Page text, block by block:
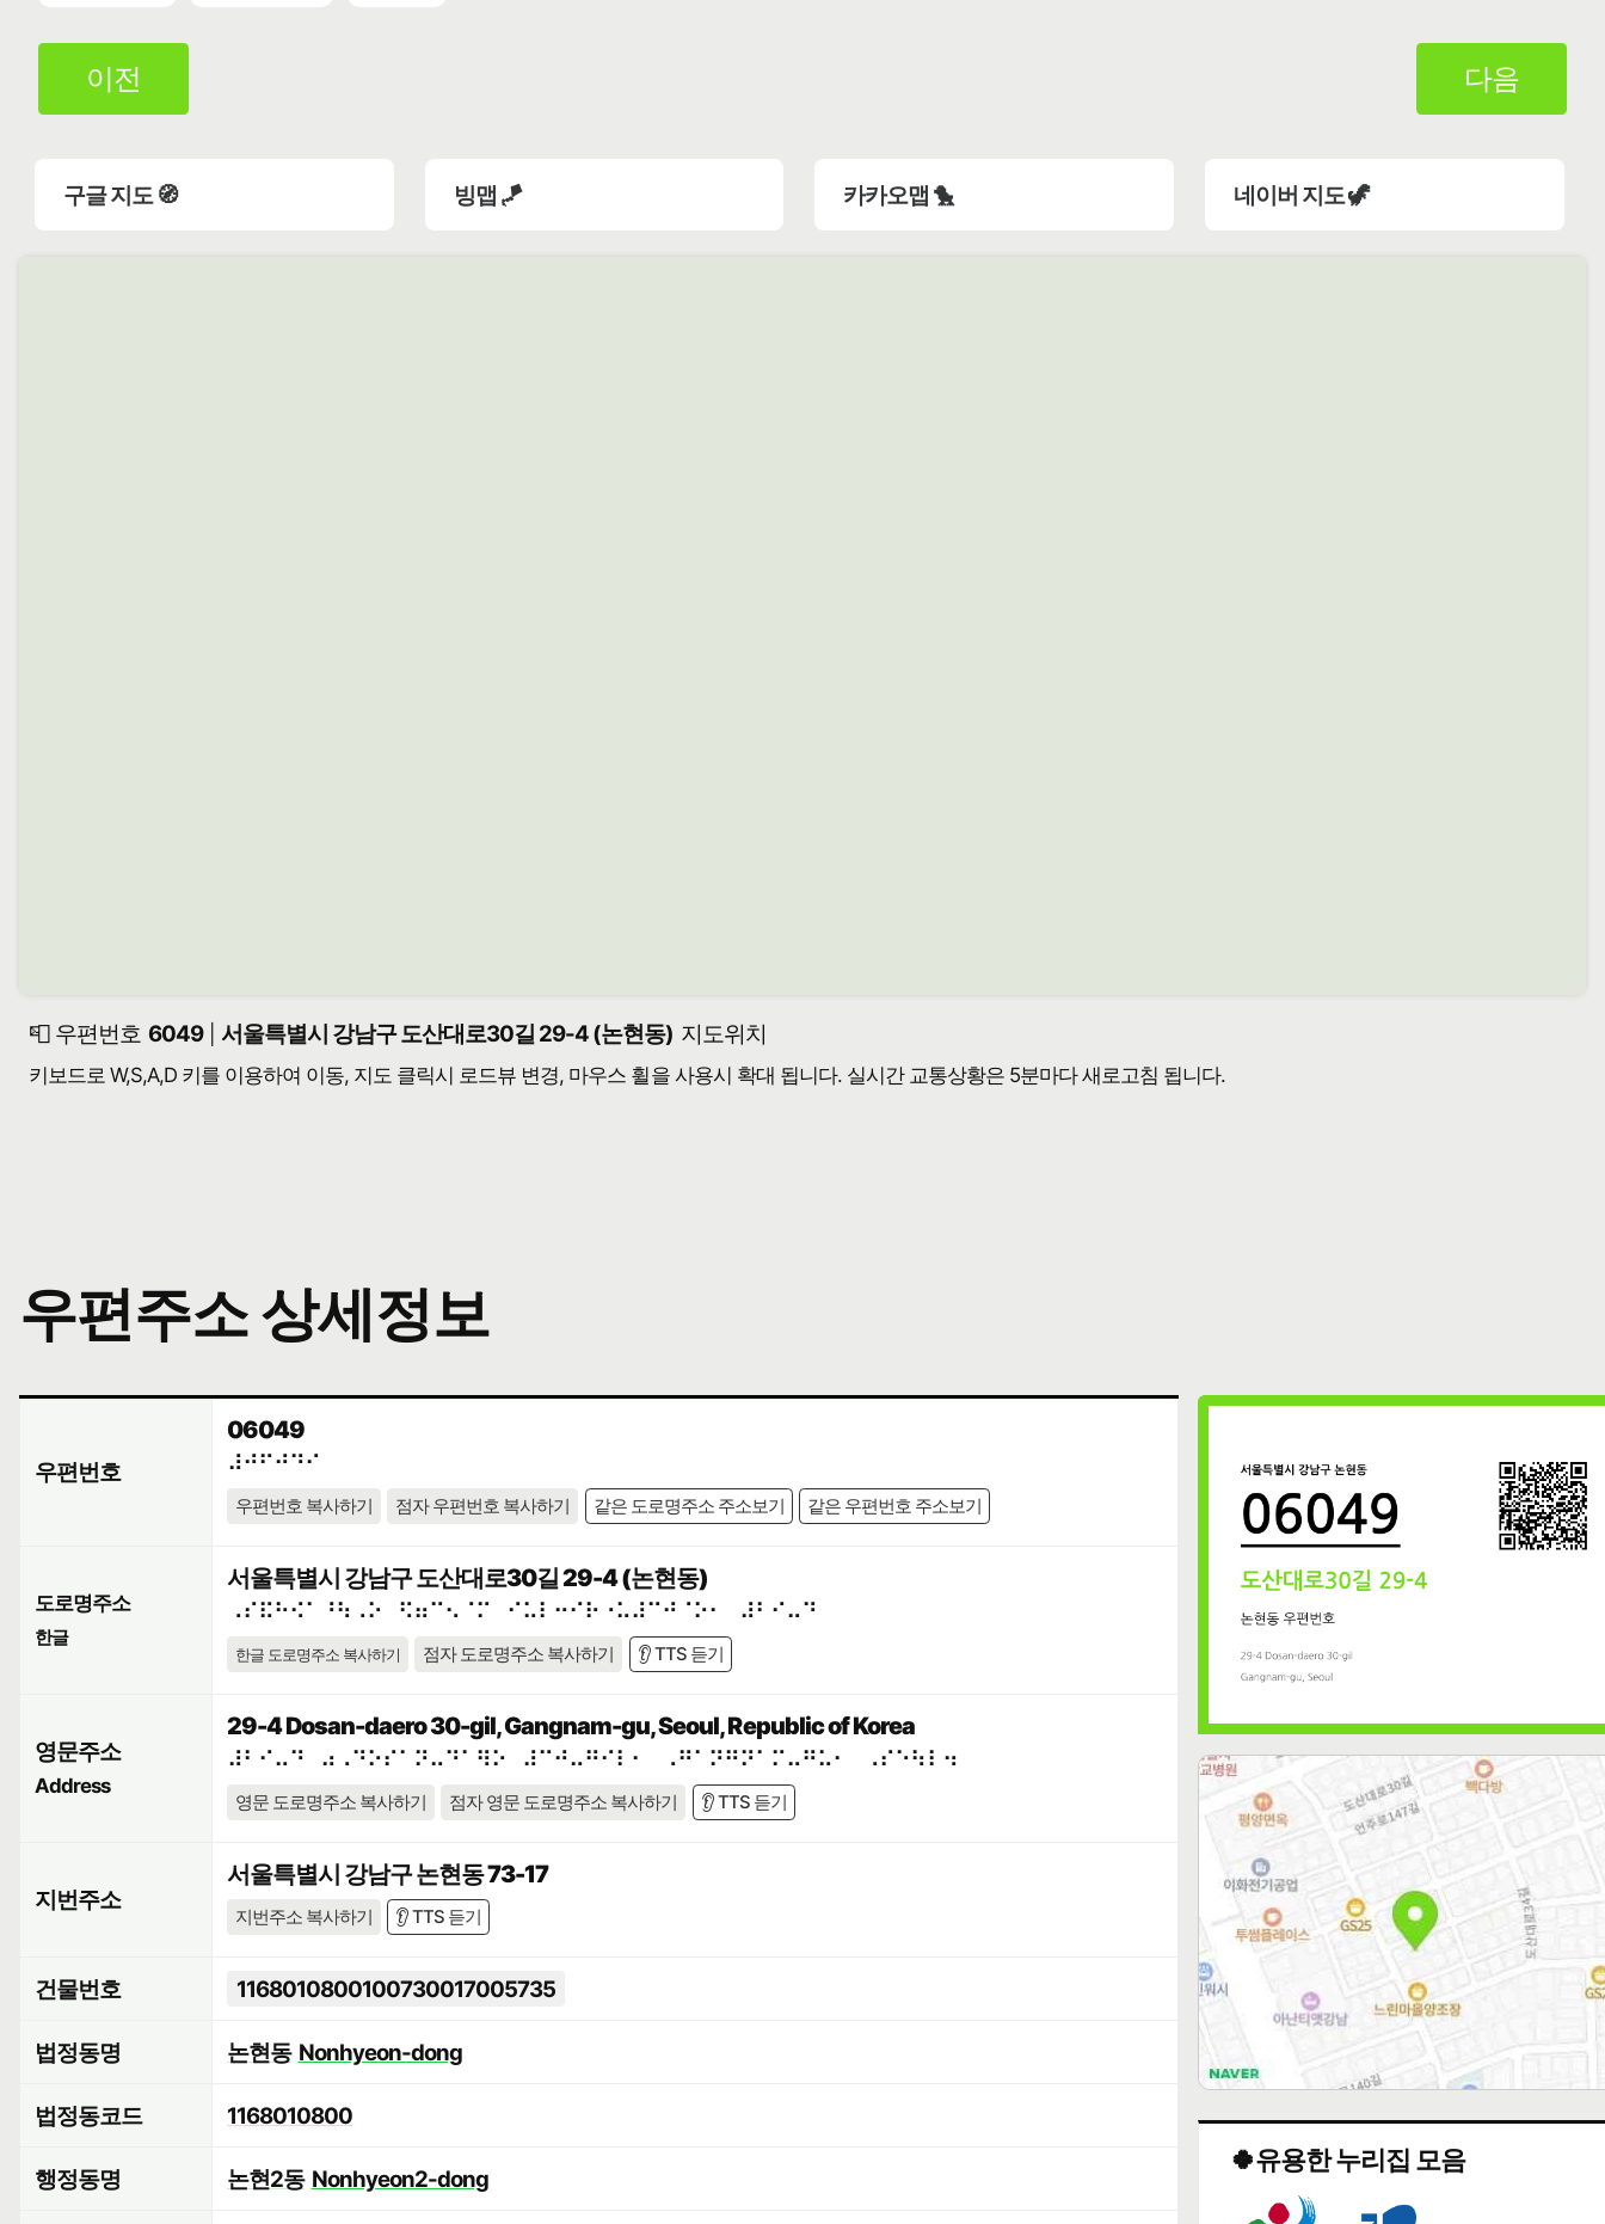
이전 다음
구글 지도 🧭 빙맵 🪁 카카오맵 🐤 네이버 지도 🦖
📮 우편번호 6049 서울특별시 강남구 도산대로30길 29-4 (논현동) 지도위치
키보드로 W,S,A,D 키를 이용하여 이동, 지도 클릭시 로드뷰 변경, 마우스 휠을 사용시 확대 됩니다. 실시간 교통상황은 5분마다 새로고침 됩니다.
우편주소 상세정보
우편번호
06049
⠼⠚⠋⠚⠙⠊
우편번호 복사하기 점자 우편번호 복사하기 같은 도로명주소 주소보기 같은 우편번호 주소보기
도로명주소
한글
서울특별시 강남구 도산대로30길 29-4 (논현동)
⠠⠎⠯⠓⠪⠁⠘⠳⠠⠕⠀⠫⠶⠉⠢⠈⠍⠀⠊⠥⠇⠒⠊⠗⠐⠥⠼⠉⠚⠈⠕⠂⠀⠼⠃⠊⠤⠙
한글 도로명주소 복사하기 점자 도로명주소 복사하기 👂 TTS 듣기
영문주소
Address
29-4 Dosan-daero 30-gil, Gangnam-gu, Seoul, Republic of Korea
⠼⠃⠊⠤⠙⠀⠴⠠⠙⠕⠎⠁⠝⠤⠙⠁⠻⠕⠀⠼⠉⠚⠤⠛⠊⠇⠂⠀⠠⠛⠁⠝⠛⠝⠁⠍⠤⠛⠥⠂⠀⠠⠎⠑⠳⠇⠲
영문 도로명주소 복사하기 점자 영문 도로명주소 복사하기 👂 TTS 듣기
지번주소
서울특별시 강남구 논현동 73-17
지번주소 복사하기 👂 TTS 듣기
건물번호 1168010800100730017005735
법정동명 논현동 Nonhyeon-dong
법정동코드 1168010800
행정동명 논현2동 Nonhyeon2-dong
🍀유용한 누리집 모음